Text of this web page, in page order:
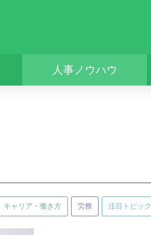
人事ノウハウ
キャリア・働き方 労務 注目トピック